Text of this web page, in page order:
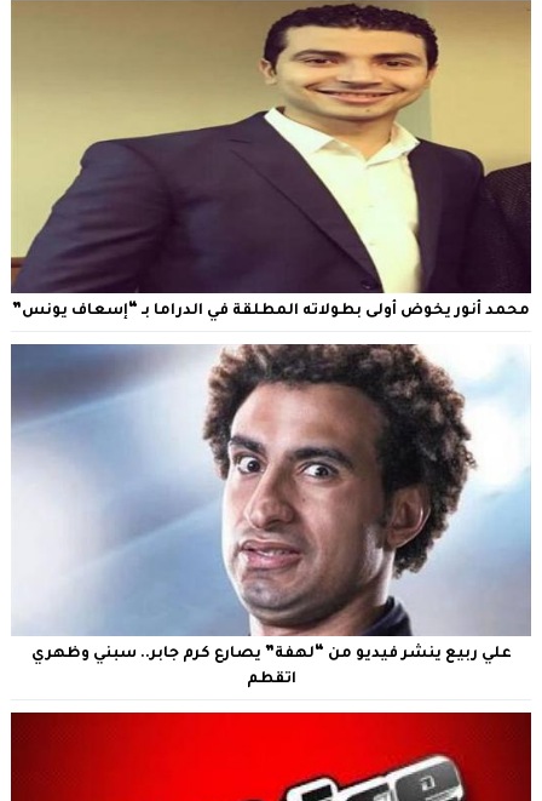
محمد أنور يخوض أولى بطولاته المطلقة في الدراما بـ “إسعاف يونس”
علي ربيع ينشر فيديو من “لهفة” يصارع كرم جابر.. سبني وظهري
اتقطم